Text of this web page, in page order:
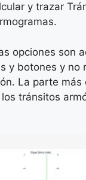
y trazar
opciones son
y botones y no
La parte más
tránsitos